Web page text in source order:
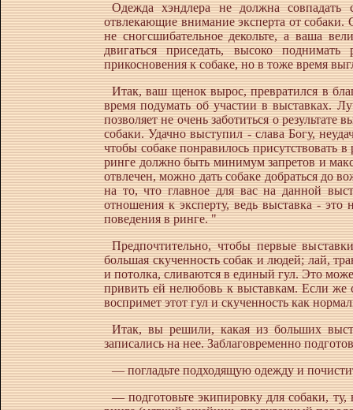
Одежда хэндлера не должна
отвлекающие внимание эксперта от
не сногсшибательное декольте, а ваша
двигаться приседать, высоко
прикосновения к собаке, но в тоже время
Итак, ваш щенок вырос, превратился в
время подумать об участии в выставках.
позволяет не очень заботиться о
собаки. Удачно выступил - слава Богу,
чтобы собаке понравилось присутствовать
ринге должно быть минимум запретов и
отвлечен, можно дать собаке добраться до
на то, что главное для вас на данной
отношения к эксперту, ведь выставка-это
поведения в ринге. "
Предпочтительно, чтобы первые
большая скученность собак и людей; лай,
и потолка, сливаются в единый гул. Это
привить ей нелюбовь к выставкам. Если же
воспримет этот гул и скученность как
Итак, вы решили, какая из больших
записались на нее. Заблаговременно
— погладьте подходящую одежду и
— подготовьте экипировку для собаки, ту,